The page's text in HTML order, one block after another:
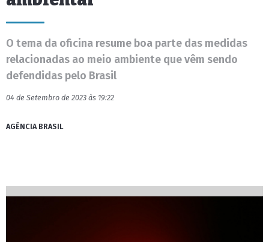
O tema da oficina resume boa parte das medidas
relacionadas ao meio ambiente que vêm sendo
defendidas pelo Brasil
04 de Setembro de 2023 às 19:22
AGÊNCIA BRASIL